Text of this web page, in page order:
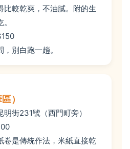
比較乾爽，不油膩。附的生
別白跑一趟。
）
明街231號（西門町旁）
卷是傳統作法，米紙直接乾